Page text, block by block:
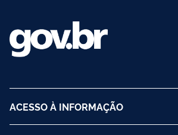
ACESSO À INFORMAÇÃO